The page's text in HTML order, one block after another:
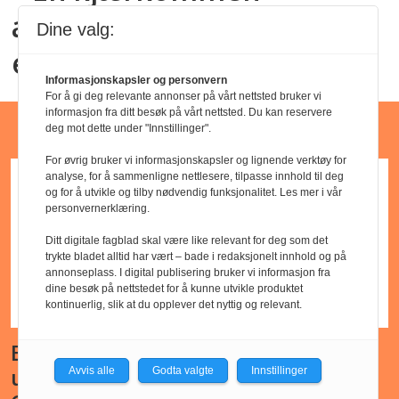
grunnlag for å holde eksponerte
personer borte fra barnehage,
inkubasjonsperiode eller i påvente
av prøvesvar. Generelle
smittevernråd gjelder og syke
personer bør holde seg hjemme og
begrense kontakt med sårbare
grupper. Antibiotikaprofylakse er
anbefalt til sårbare som beskrevet
i smittevernhåndboka, og
husstandsmedlemmer og
tilsvarende nærkontakter kan
anledning til å vokse oss
enda mer spennende
Barnehagejobber
Barnehagelærer - Godkjent
utdanning - Ljan kirkes barnehage,
Dine valg:
Informasjonskapsler og personvern
For å gi deg relevante annonser på vårt nettsted bruker vi
informasjon fra ditt besøk på vårt nettsted. Du kan reservere
deg mot dette under "Innstillinger".
For øvrig bruker vi informasjonskapsler og lignende verktøy for
analyse, for å sammenligne nettlesere, tilpasse innhold til deg
og for å utvikle og tilby nødvendig funksjonalitet. Les mer i vår
personvernerklæring.
Ditt digitale fagblad skal være like relevant for deg som det
trykte bladet alltid har vært – bade i redaksjonelt innhold og på
annonseplass. I digital publisering bruker vi informasjon fra
dine besøk på nettstedet for å kunne utvikle produktet
kontinuerlig, slik at du opplever det nyttig og relevant.
Avvis alle Godta valgte Innstillinger